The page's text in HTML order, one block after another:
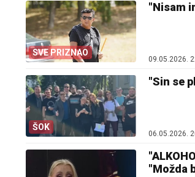
SVE PRIZNAO
"Nisam
09.05.2026.
ŠOK
"Sin se
06.05.2026.
"Možda